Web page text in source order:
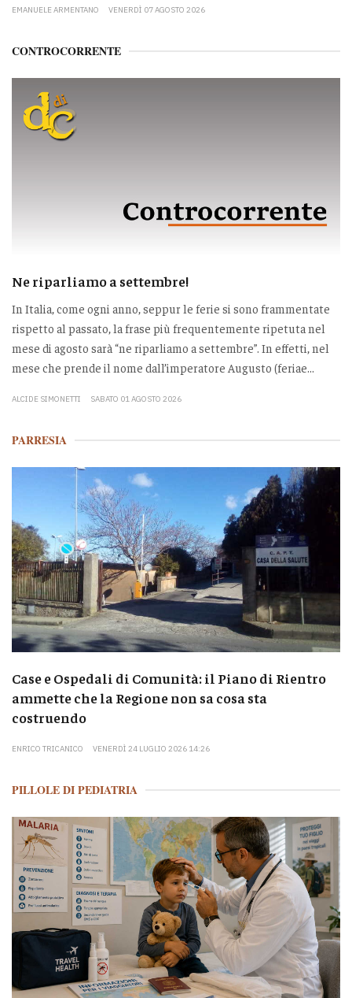
EMANUELE ARMENTANO VENERDÌ 07 AGOSTO 2026
CONTROCORRENTE
Ne riparliamo a settembre!
In Italia, come ogni anno, seppur le ferie si sono frammentate
rispetto al passato, la frase più frequentemente ripetuta nel
mese di agosto sarà “ne riparliamo a settembre”. In effetti, nel
mese che prende il nome dall’imperatore Augusto (feriae...
ALCIDE SIMONETTI SABATO 01 AGOSTO 2026
PARRESIA
Case e Ospedali di Comunità: il Piano di Rientro
ammette che la Regione non sa cosa sta
costruendo
ENRICO TRICANICO VENERDÌ 24 LUGLIO 2026 14:26
PILLOLE DI PEDIATRIA